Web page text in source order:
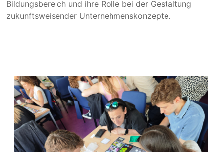
Bildungsbereich und ihre Rolle bei der Gestaltung
zukunftsweisender Unternehmenskonzepte.